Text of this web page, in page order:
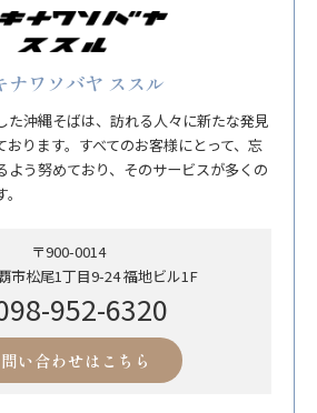
ナワソバヤ ススル
た沖縄そばは、訪れる人々に新たな発見
おります。すべてのお客様にとって、忘
よう努めており、そのサービスが多くの
〒900-0014
市松尾1丁目9-24 福地ビル1F
952-6320
い合わせはこちら